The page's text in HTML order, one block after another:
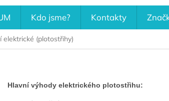
Kdo jsme? Kontakty
elektrické (plotostřihy)
Hlavní výhody elektrického plotostřihu: